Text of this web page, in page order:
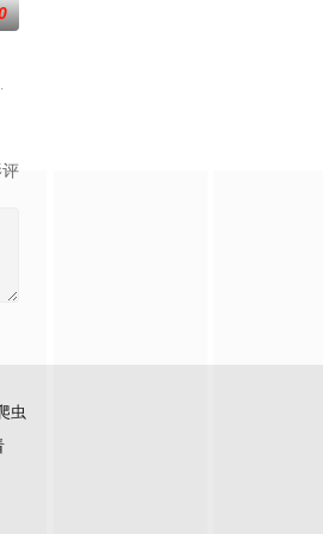
建造，探索"在不够理想的
梦佳,张雅琪,林述巍,戴军,瞿颖,汪涵,尹浩宇,
虫